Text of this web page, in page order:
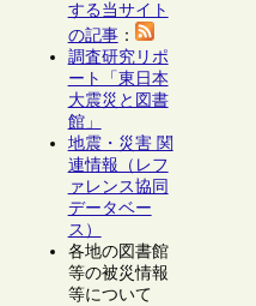
する当サイト
の記事：
調査研究リポ
ート「東日本
大震災と図書
館」
地震・災害 関
連情報（レフ
ァレンス協同
データベー
ス）
各地の図書館
等の被災情報
等について